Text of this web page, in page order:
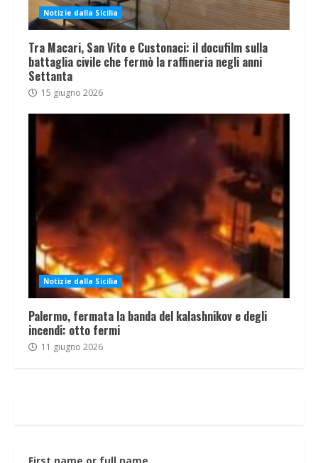
Notizie dalla Sicilia
Tra Macari, San Vito e Custonaci: il docufilm sulla
battaglia civile che fermò la raffineria negli anni
Settanta
15 giugno 2026
Notizie dalla Sicilia
Palermo, fermata la banda del kalashnikov e degli
incendi: otto fermi
11 giugno 2026